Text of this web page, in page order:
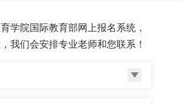
学院国际教育部网上报名系统，
我们会安排专业老师和您联系！